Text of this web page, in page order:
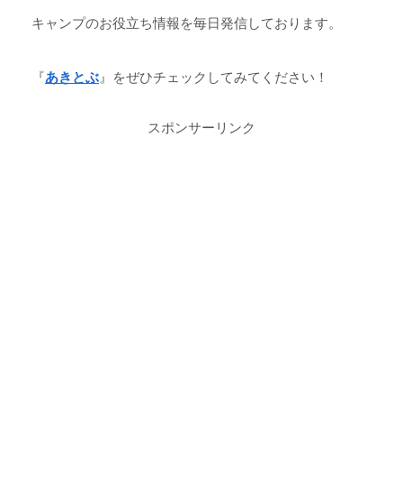
キャンプのお役立ち情報を毎日発信しております。
『あきとぶ 』をぜひチェックしてみてください！
スポンサーリンク